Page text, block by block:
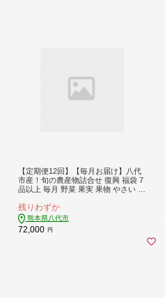
【定期便12回】【毎月お届け】八代
市産！旬の農産物詰合せ 復興 福袋 7
品以上 毎月 野菜 果実 果物 やさい く
ト 季節の野菜 季節の果実 春 夏 秋 冬
旬 おまかせ 定期 国産 熊本県 八代市
残りわずか
熊本県八代市
72,000 円